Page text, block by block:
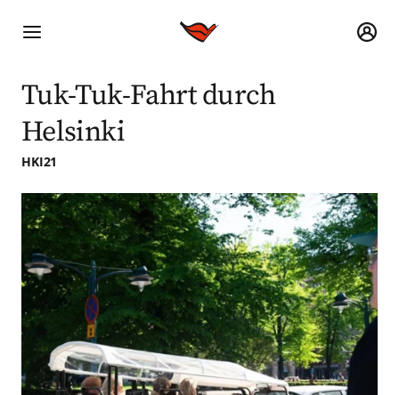
Tuk-Tuk-Fahrt durch
Helsinki
HKI21